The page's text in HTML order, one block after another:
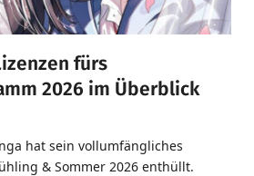
fürs
2026 im Überblick
hat sein vollumfängliches
& Sommer 2026 enthüllt.